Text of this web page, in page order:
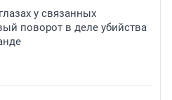
у связанных
поворот в деле убийства